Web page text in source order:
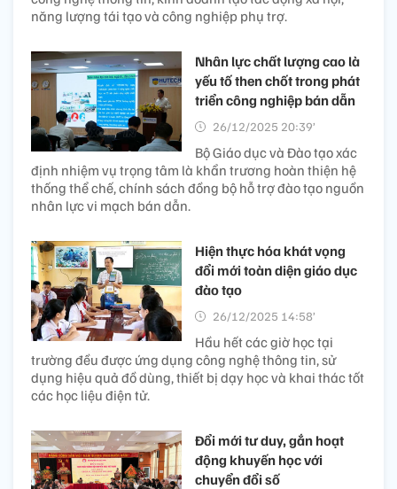
năng lượng tái tạo và công nghiệp phụ trợ.
Nhân lực chất lượng cao là
yếu tố then chốt trong phát
triển công nghiệp bán dẫn
26/12/2025 20:39’
Bộ Giáo dục và Đào tạo xác
định nhiệm vụ trọng tâm là khẩn trương hoàn thiện hệ
thống thể chế, chính sách đồng bộ hỗ trợ đào tạo nguồn
nhân lực vi mạch bán dẫn.
Hiện thực hóa khát vọng
đổi mới toàn diện giáo dục
đào tạo
26/12/2025 14:58’
Hầu hết các giờ học tại
trường đều được ứng dụng công nghệ thông tin, sử
dụng hiệu quả đồ dùng, thiết bị dạy học và khai thác tốt
các học liệu điện tử.
Đổi mới tư duy, gắn hoạt
động khuyến học với
chuyển đổi số